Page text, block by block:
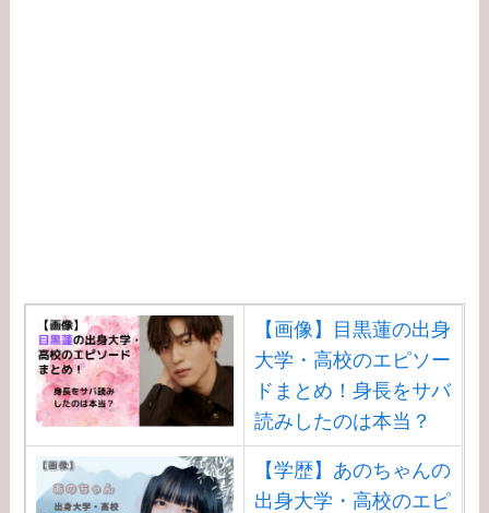
【画像】目黒蓮の出身
大学・高校のエピソー
ドまとめ！身長をサバ
読みしたのは本当？
【学歴】あのちゃんの
出身大学・高校のエピ